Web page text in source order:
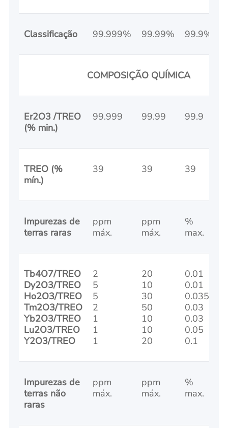
Classificação 99.999% 99.99% 99.9%
COMPOSIÇÃO QUÍMICA
Er2O3 /TREO
(% min.)
99.999 99.99 99.9
TREO (%
mín.)
39 39 39
Impurezas de
terras raras
ppm
máx.
ppm
máx.
%
max.
Tb4O7/TREO
Dy2O3/TREO
Ho2O3/TREO
Tm2O3/TREO
Yb2O3/TREO
Lu2O3/TREO
Y2O3/TREO
2
5
5
2
1
1
1
20
10
30
50
10
10
20
0.01
0.01
0.035
0.03
0.03
0.05
0.1
Impurezas de
terras não
raras
ppm
máx.
ppm
máx.
%
max.